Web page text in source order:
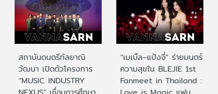
สถาบันดนตรีกัลยาณิ
วัฒนา เปิดตัวโครงการ
“MUSIC INDUSTRY
“เมเบิ้ล–แป้งจี่” ร่ายมนตร์
ความสุขใน BLEJIE 1st
Fanmeet in Thailand :